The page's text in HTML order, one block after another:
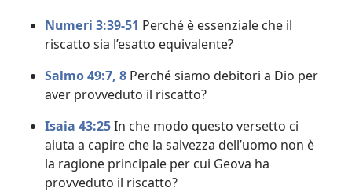
Numeri 3:39-51 Perché è essenziale che il
riscatto sia l’esatto equivalente?
Salmo 49:7, 8 Perché siamo debitori a Dio per
aver provveduto il riscatto?
Isaia 43:25In che modo questo versetto ci
aiuta a capire che la salvezza dell’uomo non è
la ragione principale per cui Geova ha
provveduto il riscatto?